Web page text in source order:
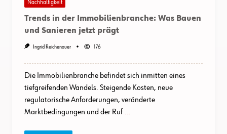
Nachhaltigkeit
Trends in der Immobilienbranche: Was Bauen
und Sanieren jetzt prägt
Ingrid Reichenauer 176
Die Immobilienbranche befindet sich inmitten eines
tiefgreifenden Wandels. Steigende Kosten, neue
regulatorische Anforderungen, veränderte
Marktbedingungen und der Ruf ...